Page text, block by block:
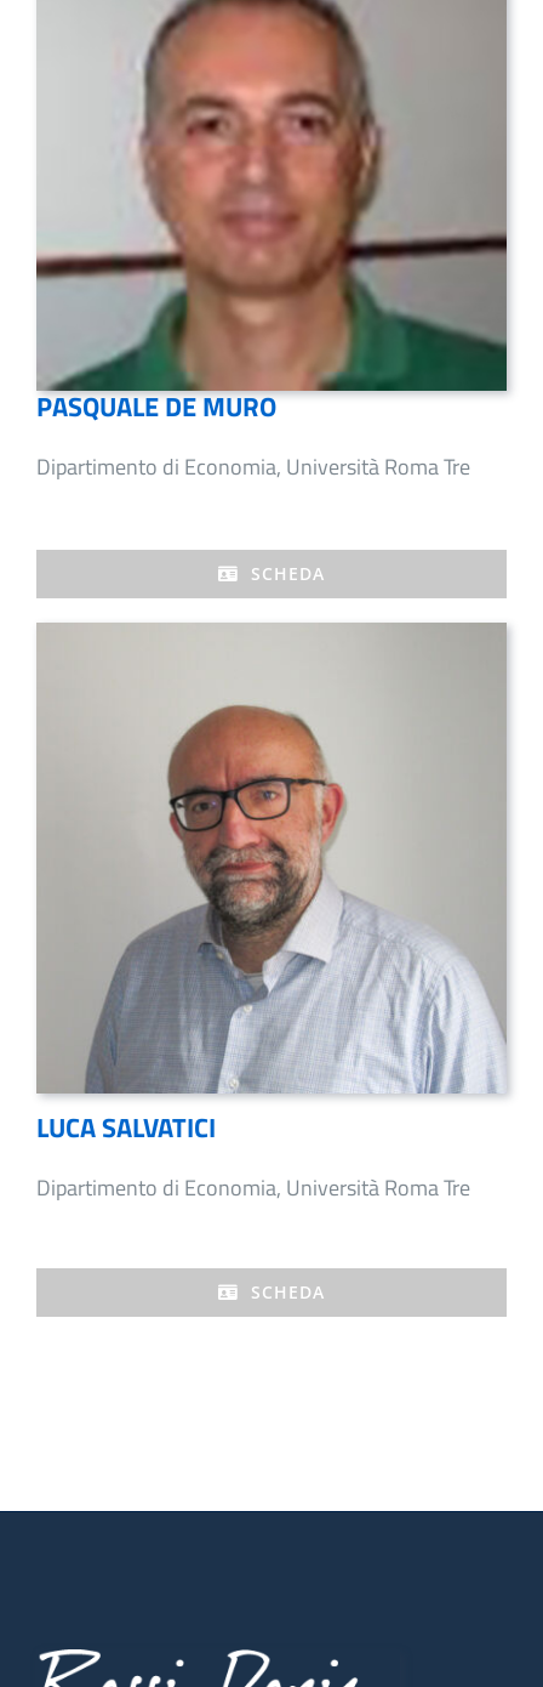
PASQUALE DE MURO
Dipartimento di Economia, Università Roma Tre
SCHEDA
LUCA SALVATICI
Dipartimento di Economia, Università Roma Tre
SCHEDA